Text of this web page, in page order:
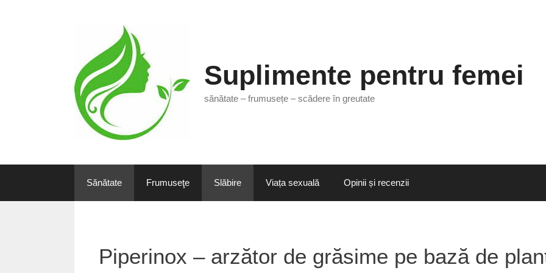
Suplimente pentru femei
sănătate – frumusețe – scădere în greutate
Sănătate Frumuseţe Slăbire Viața sexuală Opinii și recenzii
Piperinox – arzător de grăsime pe bază de